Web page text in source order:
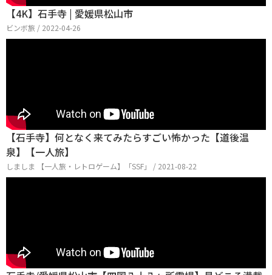
【4K】石手寺 | 愛媛県松山市
ビンボ旅 / 2022-04-26
【石手寺】何となく来てみたらすごい怖かった【道後温
泉】【一人旅】
しましま 【一人旅・レトロゲーム】「SSF」 / 2021-08-22